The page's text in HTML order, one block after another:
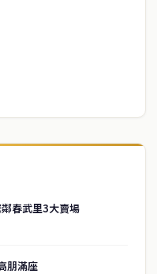
春武里3大賣場
朋滿座